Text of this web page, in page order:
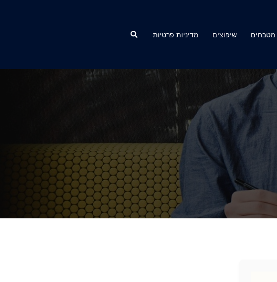
מטבחים שיפוצים מדיניות פרטיות Search